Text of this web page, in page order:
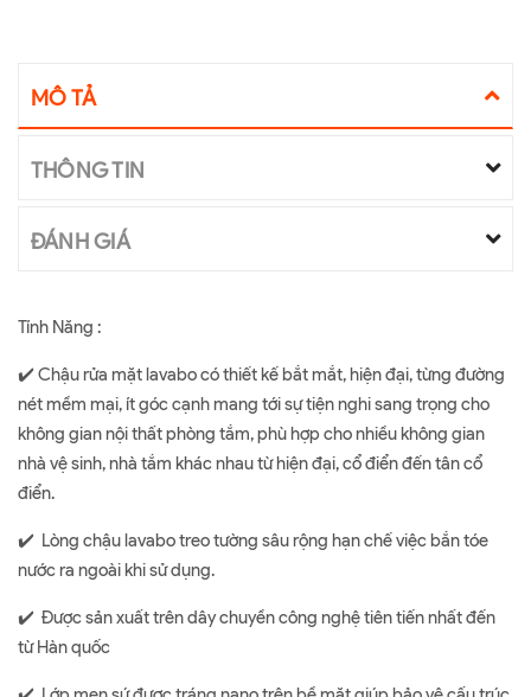
MÔ TẢ
THÔNG TIN
ĐÁNH GIÁ
Tính Năng :
✔️ Chậu rửa mặt lavabo có thiết kế bắt mắt, hiện đại, từng đường
nét mềm mại, ít góc cạnh mang tới sự tiện nghi sang trọng cho
không gian nội thất phòng tắm, phù hợp cho nhiều không gian
nhà vệ sinh, nhà tắm khác nhau từ hiện đại, cổ điển đến tân cổ
điển.
✔️ Lòng chậu lavabo treo tường sâu rộng hạn chế việc bắn tóe
nước ra ngoài khi sử dụng.
✔️ Được sản xuất trên dây chuyền công nghệ tiên tiến nhất đến
từ Hàn quốc